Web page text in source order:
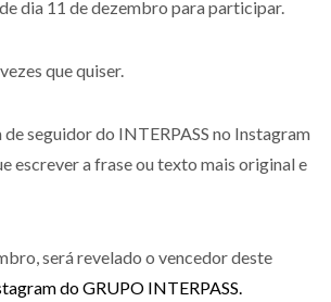
dia 11 de dezembro para participar.
que quiser.
de seguidor do INTERPASS no Instagram
escrever a frase ou texto mais original e
será revelado o vencedor deste
do GRUPO INTERPASS.